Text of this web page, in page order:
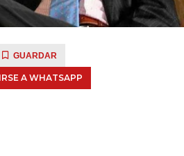
GUARDAR
A WHATSAPP